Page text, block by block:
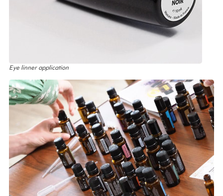
Eye linner application